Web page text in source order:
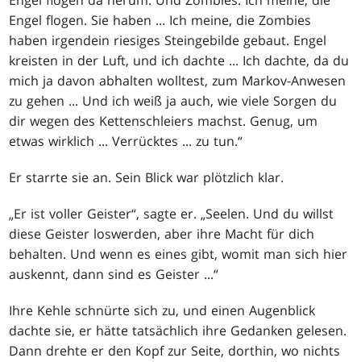
Engel flogen. Sie haben ... Ich meine, die Zombies
haben irgendein riesiges Steingebilde gebaut. Engel
kreisten in der Luft, und ich dachte ... Ich dachte, da du
mich ja davon abhalten wolltest, zum Markov-Anwesen
zu gehen ... Und ich weiß ja auch, wie viele Sorgen du
dir wegen des Kettenschleiers machst. Genug, um
etwas wirklich ... Verrücktes ... zu tun.“
Er starrte sie an. Sein Blick war plötzlich klar.
„Er ist voller Geister“, sagte er. „Seelen. Und du willst
diese Geister loswerden, aber ihre Macht für dich
behalten. Und wenn es eines gibt, womit man sich hier
auskennt, dann sind es Geister ...“
Ihre Kehle schnürte sich zu, und einen Augenblick
dachte sie, er hätte tatsächlich ihre Gedanken gelesen.
Dann drehte er den Kopf zur Seite, dorthin, wo nichts